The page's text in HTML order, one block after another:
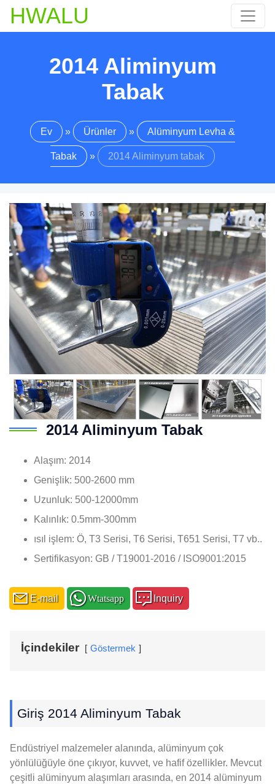
HWALU
2014 Aliminyum
Tabak
Ev » Ürünler » Alüminyum Levha &
Tabak » 2014 Aliminyum tabak
2014 Aliminyum Tabak
Alaşım: 2014
Genişlik: 500-2600 mm
Uzunluk: 500-12000mm
Kalınlık: 0.5mm-300mm
ısıl işlem: Ö, T3 Serisi, T6 Serisi, T651 Serisi, T7 vb..
Sertifikasyon: GB / T19001-2016 / ISO9001:2015
E-mail Wtatsapp Inquiry
İçindekiler Göstermek
Giriş 2014 Aliminyum Tabak
Endüstriyel malzemeler alanında, alüminyum çok
yönlülüğüyle öne çıkıyor, kuvvet, ve hafif özellikler. Mevcut
çeşitli alüminyum alaşımları arasında, en 2014 alüminyum